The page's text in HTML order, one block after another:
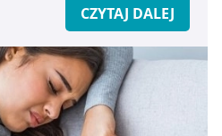
CZYTAJ DALEJ